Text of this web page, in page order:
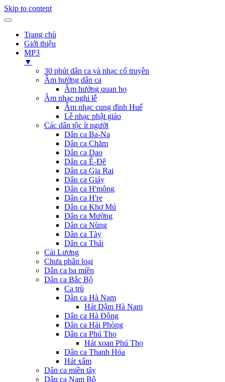
Skip to content
Trang chủ
Giới thiệu
MP3
▼
30 phút dân ca và nhạc cổ truyền
Âm hưởng dân ca
Âm hưởng quan họ
Âm nhạc nghi lễ
Âm nhạc cung đình Huế
Lễ nhạc phật giáo
Các dân tộc ít người
Dân ca Ba-Na
Dân ca Chăm
Dân ca Dao
Dân ca Ê-Đê
Dân ca Gia Rai
Dân ca Giáy
Dân ca H'mông
Dân ca H're
Dân ca Khơ Mú
Dân ca Mường
Dân ca Nùng
Dân ca Tày
Dân ca Thái
Cải Lương
Chưa phân loại
Dân ca ba miền
Dân ca Bắc Bộ
Ca trù
Dân ca Hà Nam
Hát Dậm Hà Nam
Dân ca Hà Đông
Dân ca Hải Phòng
Dân ca Phú Thọ
Hát xoan Phú Thọ
Dân ca Thanh Hóa
Hát xẩm
Dân ca miền tây
Dân ca Nam Bộ